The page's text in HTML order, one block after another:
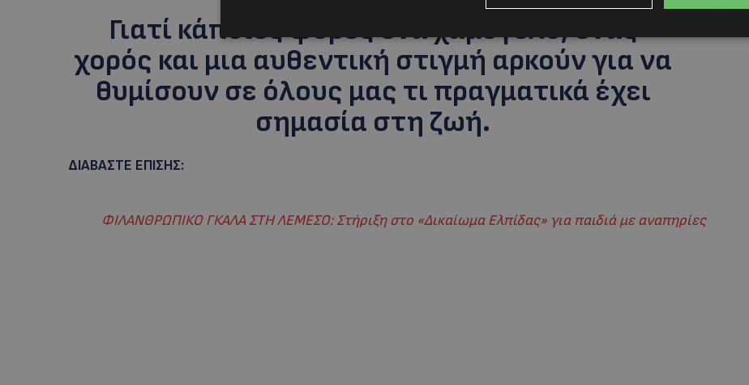
Γιατί κάποιες φορές ένα χαμόγελο, ένας
χορός και μια αυθεντική στιγμή αρκούν για να
θυμίσουν σε όλους μας τι πραγματικά έχει
σημασία στη ζωή.
ΔΙΑΒΑΣΤΕ ΕΠΙΣΗΣ:
ΦΙΛΑΝΘΡΩΠΙΚΟ ΓΚΑΛΑ ΣΤΗ ΛΕΜΕΣΟ: Στήριξη στο «Δικαίωμα Ελπίδας» για παιδιά με αναπηρίες